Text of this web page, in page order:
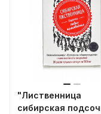
"Лиственница
сибирская